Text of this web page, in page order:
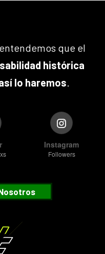
que el
histórica
lo haremos.
Instagram
Followers